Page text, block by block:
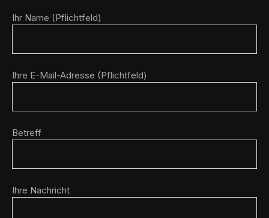
Ihr Name (Pflichtfeld)
Ihre E-Mail-Adresse (Pflichtfeld)
Betreff
Ihre Nachricht